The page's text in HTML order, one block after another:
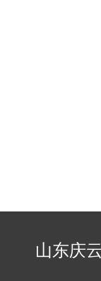
山东庆